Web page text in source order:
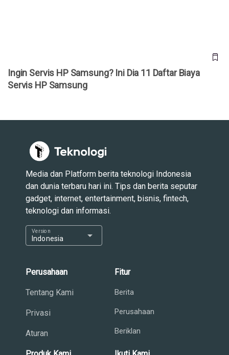
Ingin Servis HP Samsung? Ini Dia 11 Daftar Biaya
Servis HP Samsung
Media dan Platform berita teknologi Indonesia
dan dunia terbaru hari ini. Tips dan berita seputar
gadget, internet, entertainment, bisnis, fintech,
teknologi dan informasi.
Indonesia
Version arrow_drop_down
Perusahaan
Tentang Kami
Privasi
Aturan
Fitur
Berita
Perusahaan
Beriklan